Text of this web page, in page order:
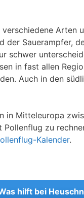
Arten
der Sauerampfer,
schwer
in fast allen
Auch in den
in Mitteleuropa
zu
Kalender.
hilft bei